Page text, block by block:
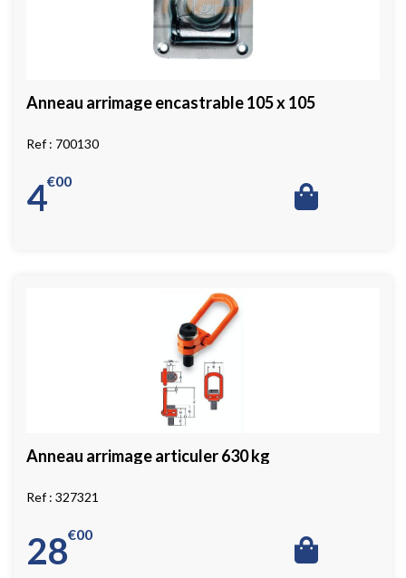
Anneau arrimage encastrable 105 x 105
700130
4 00
€
Anneau arrimage articuler 630 kg
327321
28 00
€